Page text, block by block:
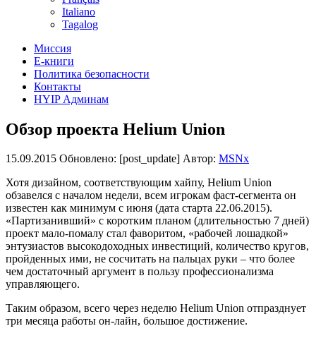
Italiano
Tagalog
Миссия
Е-книги
Политика безопасности
Контакты
HYIP Админам
Обзор проекта Helium Union
15.09.2015 Обновлено: [post_update] Автор: MSNx
Хотя дизайном, соответствующим хайпу, Helium Union
обзавелся с началом недели, всем игрокам фаст-сегмента он
известен как минимум с июня (дата старта 22.06.2015).
«Партизанивший» с коротким планом (длительностью 7 дней)
проект мало-помалу стал фаворитом, «рабочей лошадкой»
энтузиастов высокодоходных инвестиций, количество кругов,
пройденных ими, не сосчитать на пальцах руки – что более
чем достаточный аргумент в пользу профессионализма
управляющего.
Таким образом, всего через неделю Helium Union отпразднует
три месяца работы он-лайн, большое достижение.